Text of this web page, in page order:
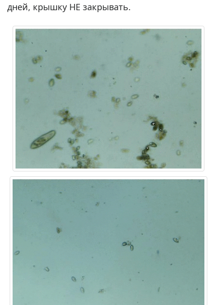
дней, крышку НЕ закрывать.